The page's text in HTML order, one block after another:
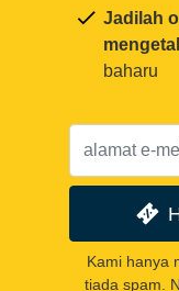
Jadilah
baharu
Kami hanya
tiada spam.